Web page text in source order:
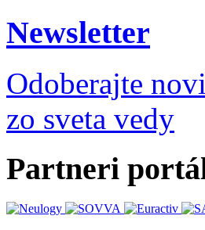
Newsletter
Odoberajte
zo sveta vedy
Partneri